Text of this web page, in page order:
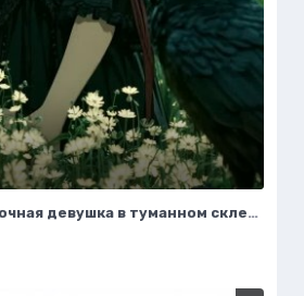
Белая готика: загадочная девушка в туманном склепе под полной луной. Нейронная сеть Midjourney